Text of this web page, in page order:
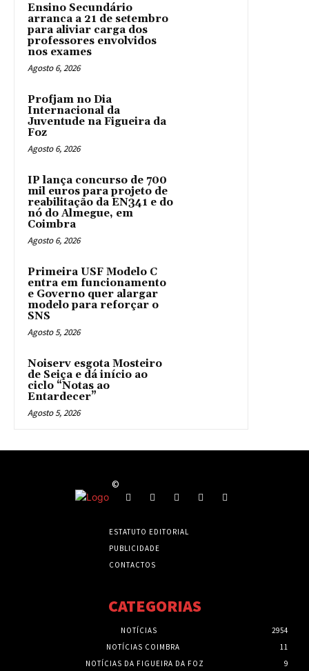
Ensino Secundário
arranca a 21 de setembro
para aliviar carga dos
professores envolvidos
nos exames
Agosto 6, 2026
Profjam no Dia
Internacional da
Juventude na Figueira da
Foz
Agosto 6, 2026
IP lança concurso de 700
mil euros para projeto de
reabilitação da EN341 e do
nó do Almegue, em
Coimbra
Agosto 6, 2026
Primeira USF Modelo C
entra em funcionamento
e Governo quer alargar
modelo para reforçar o
SNS
Agosto 5, 2026
Noiserv esgota Mosteiro
de Seiça e dá início ao
ciclo “Notas ao
Entardecer”
Agosto 5, 2026
©
ESTATUTO EDITORIAL
PUBLICIDADE
CONTACTOS
CATEGORIAS
NOTÍCIAS
2954
NOTÍCIAS COIMBRA
11
NOTÍCIAS DA FIGUEIRA DA FOZ
9